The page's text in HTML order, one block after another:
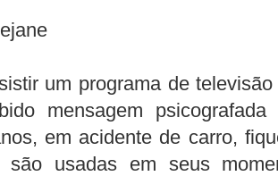
um programa de
mensagem
em acidente de carro,
são usadas em seus